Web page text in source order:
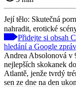
Její tělo: Skutečná
nahradit, erotické
Přidejte si obsah
hledání a Google
Andrea Absolonová v
nejlepších skokanek
Atlantě, jenže tvrdý
sen ze dne na den